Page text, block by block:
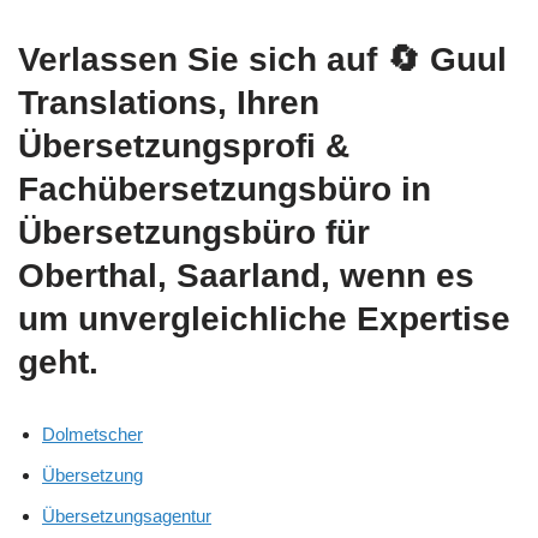
Verlassen Sie sich auf 🔄 Guul
Translations, Ihren
Übersetzungsprofi &
Fachübersetzungsbüro in
Übersetzungsbüro für
Oberthal, Saarland, wenn es
um unvergleichliche Expertise
geht.
Dolmetscher
Übersetzung
Übersetzungsagentur